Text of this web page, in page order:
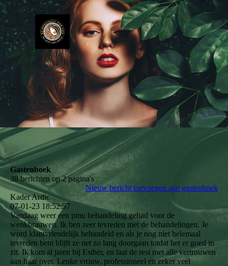
Gastenboek
38 berichten op 2 pagina's
Nieuw bericht toevoegen aan gastenboek
Kader Ardic
07-01-23 18:52:57
Vandaag weer een pmu behandeling gehad voor de
wenkbrauwen. Ik ben zeer tevreden met de behandelingen. Je
word klantvriendelijk behandeld en als je nog niet helemaal
tevreden bent blijft ze net zo lang doorgaan totdat het er goed in
zit. Ik kom al jaren bij Esther, en laat de rest met alle vertrouwen
aan haar over. Leuke vrouw, professioneel en zeker veel